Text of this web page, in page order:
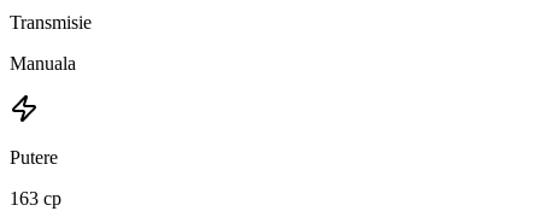
Transmisie
Manuala
Putere
163 cp